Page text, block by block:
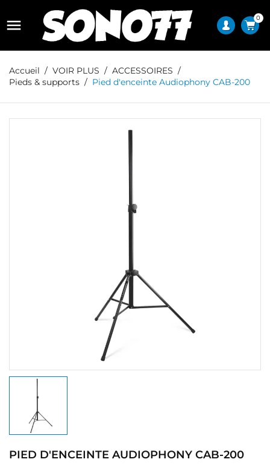
 0
Accueil VOIR PLUS
ACCESSOIRES
Pieds & supports
Pied d'enceinte Audiophony CAB-200
PIED D'ENCEINTE AUDIOPHONY CAB-200